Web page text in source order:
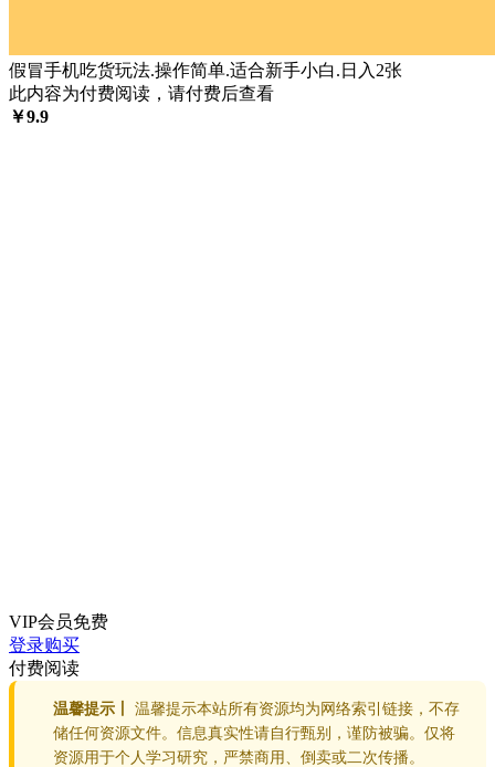
假冒手机吃货玩法.操作简单.适合新手小白.日入2张
此内容为付费阅读，请付费后查看
￥9.9
VIP会员免费
登录购买
付费阅读
温馨提示丨
温馨提示本站所有资源均为网络索引链接，不存
储任何资源文件。信息真实性请自行甄别，谨防被骗。仅将
资源用于个人学习研究，严禁商用、倒卖或二次传播。